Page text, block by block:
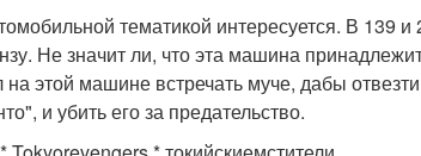
тематикой интересуется. В 139 и
Не значит ли, что эта машина
этой машине встречать муче, дабы
и убить его за предательство.